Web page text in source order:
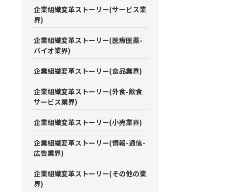
企業組織変革ストーリー(サービス業
界)
企業組織変革ストーリー(医療医薬-
バイオ業界)
企業組織変革ストーリー(食品業界)
企業組織変革ストーリー(外食-飲食
サービス業界)
企業組織変革ストーリー(小売業界)
企業組織変革ストーリー(情報-通信-
広告業界)
企業組織変革ストーリー(その他の業
界)